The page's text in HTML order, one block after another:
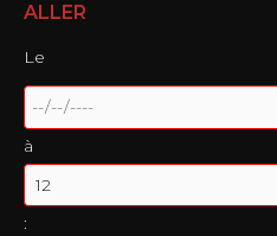
ALLER
Le
à
: